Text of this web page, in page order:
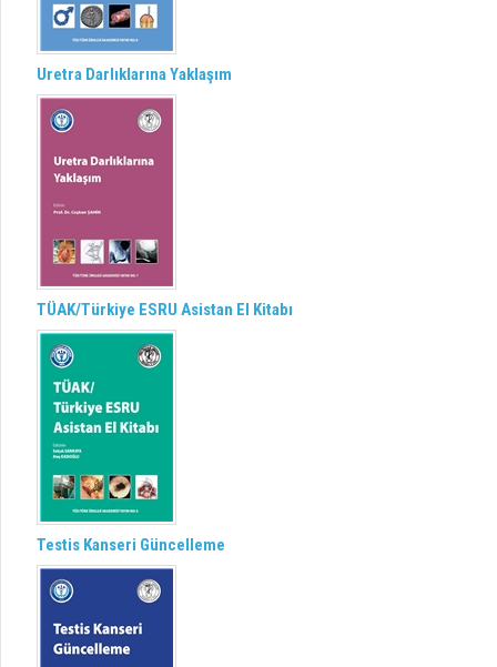
Uretra Darlıklarına Yaklaşım
TÜAK/Türkiye ESRU Asistan El Kitabı
Testis Kanseri Güncelleme